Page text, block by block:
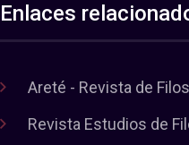
Enlaces
Areté - Revista de
Revista Estudios de